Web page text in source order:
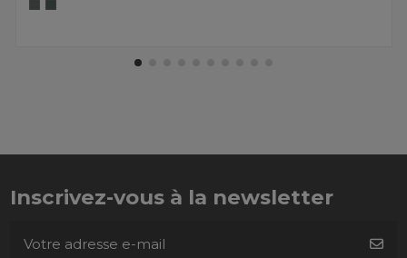
Inscrivez-vous à la newsletter